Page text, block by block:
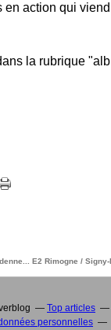
en action qui
la rubrique
E2 Rimogne /
Top articles
personnelles